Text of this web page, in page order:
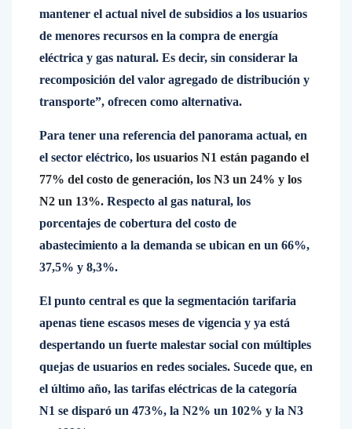
mantener el actual nivel de subsidios a los usuarios
de menores recursos en la compra de energía
eléctrica y gas natural. Es decir, sin considerar la
recomposición del valor agregado de distribución y
transporte”, ofrecen como alternativa.
Para tener una referencia del panorama actual, en
el sector eléctrico, los usuarios N1 están pagando el
77% del costo de generación, los N3 un 24% y los
N2 un 13%. Respecto al gas natural, los
porcentajes de cobertura del costo de
abastecimiento a la demanda se ubican en un 66%,
37,5% y 8,3%.
El punto central es que la segmentación tarifaria
apenas tiene escasos meses de vigencia y ya está
despertando un fuerte malestar social con múltiples
quejas de usuarios en redes sociales. Sucede que, en
el último año, las tarifas eléctricas de la categoría
N1 se disparó un 473%, la N2% un 102% y la N3